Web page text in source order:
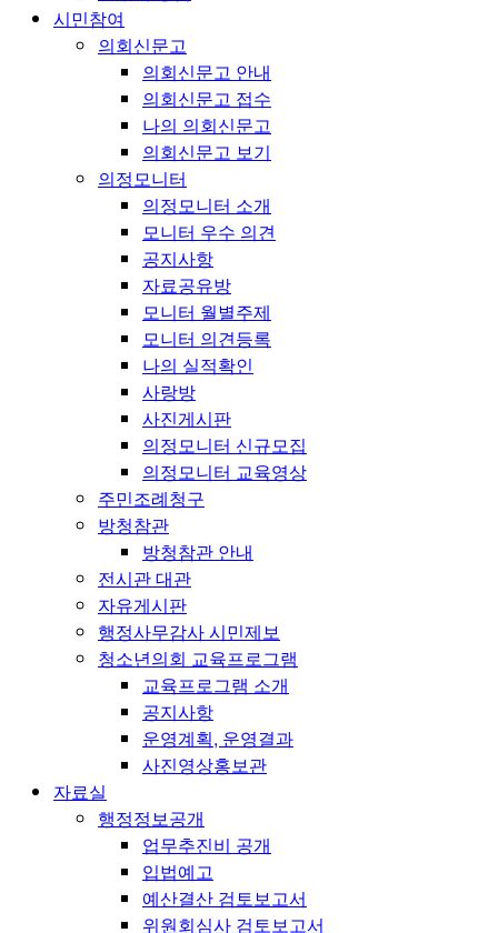
시민참여
의회신문고
의회신문고 안내
의회신문고 접수
나의 의회신문고
의회신문고 보기
의정모니터
의정모니터 소개
모니터 우수 의견
공지사항
자료공유방
모니터 월별주제
모니터 의견등록
나의 실적확인
사랑방
사진게시판
의정모니터 신규모집
의정모니터 교육영상
주민조례청구
방청참관
방청참관 안내
전시관 대관
자유게시판
행정사무감사 시민제보
청소년의회 교육프로그램
교육프로그램 소개
공지사항
운영계획, 운영결과
사진영상홍보관
자료실
행정정보공개
업무추진비 공개
입법예고
예산결산 검토보고서
위원회심사 검토보고서